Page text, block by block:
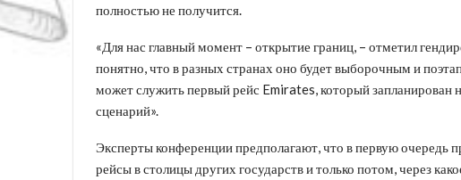
полностью не получится.
«Для нас главный момент – открытие границ, – отметил
понятно, что в разных странах оно будет выборочным и
может служить первый рейс Emirates, который запланирован
сценарий».
Эксперты конференции предполагают, что в первую очередь
рейсы в столицы других государств и только потом, через